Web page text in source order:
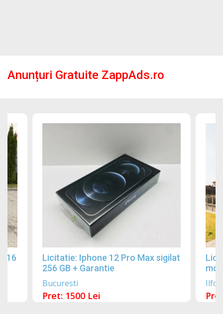
Anunțuri Gratuite ZappAds.ro
Licitatie: Iphone 12 Pro Max sigilat
256 GB + Garantie
Bucuresti
Pret: 1500 Lei
Ilfov